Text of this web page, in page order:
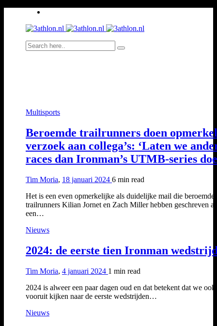
Multisports
Beroemde trailrunners doen
verzoek aan collega’s: ‘Laten we
races dan Ironman’s UTMB-series
Tim Moria, 18 januari 2024 6 min read
Het is een even opmerkelijke als duidelijke mail die beroemde
trailrunners Kilian Jornet en Zach Miller hebben geschreven
een…
Nieuws
2024: de eerste tien Ironman
Tim Moria, 4 januari 2024 1 min read
2024 is alweer een paar dagen oud en dat betekent dat we
vooruit kijken naar de eerste wedstrijden…
Nieuws